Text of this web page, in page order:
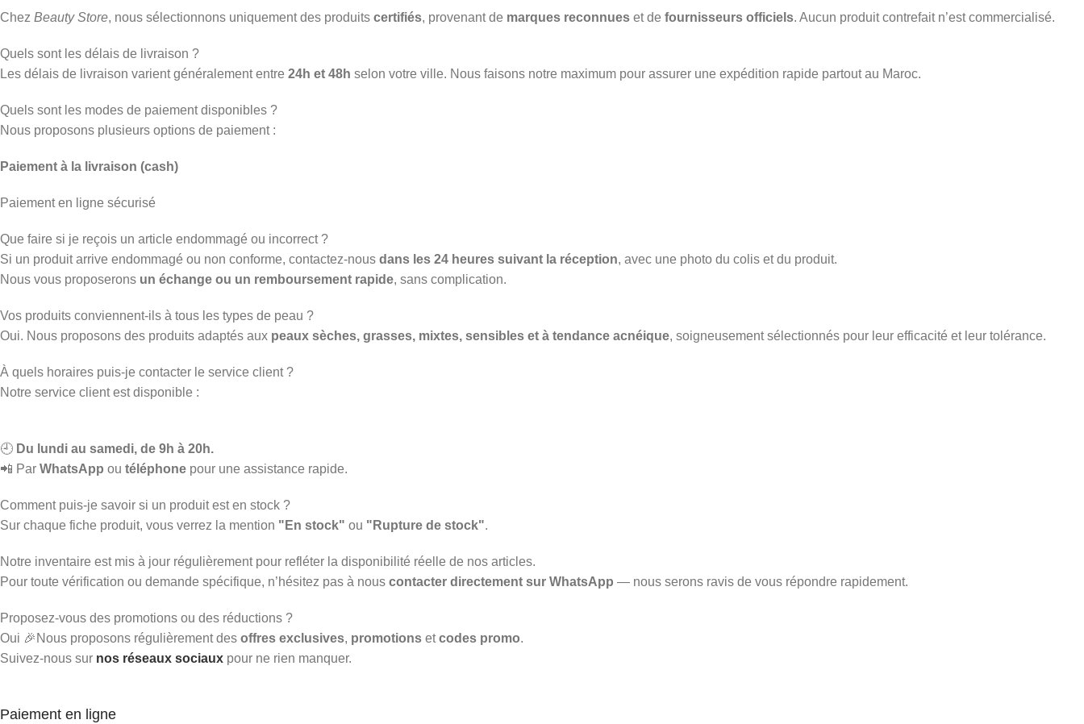
Chez Beauty Store, nous sélectionnons uniquement des produits certifiés, provenant de marques reconnues et de fournisseurs officiels. Aucun produit contrefait n’est commercialisé.
Quels sont les délais de livraison ?
Les délais de livraison varient généralement entre 24h et 48h selon votre ville. Nous faisons notre maximum pour assurer une expédition rapide partout au Maroc.
Quels sont les modes de paiement disponibles ?
Nous proposons plusieurs options de paiement :
Paiement à la livraison (cash)
Paiement en ligne sécurisé
Que faire si je reçois un article endommagé ou incorrect ?
Si un produit arrive endommagé ou non conforme, contactez-nous dans les 24 heures suivant la réception, avec une photo du colis et du produit.
Nous vous proposerons un échange ou un remboursement rapide, sans complication.
Vos produits conviennent-ils à tous les types de peau ?
Oui. Nous proposons des produits adaptés aux peaux sèches, grasses, mixtes, sensibles et à tendance acnéique, soigneusement sélectionnés pour leur efficacité et leur tolérance.
À quels horaires puis-je contacter le service client ?
Notre service client est disponible :
🕘 Du lundi au samedi, de 9h à 20h.
📲 Par WhatsApp ou téléphone pour une assistance rapide.
Comment puis-je savoir si un produit est en stock ?
Sur chaque fiche produit, vous verrez la mention "En stock" ou "Rupture de stock".
Notre inventaire est mis à jour régulièrement pour refléter la disponibilité réelle de nos articles.
Pour toute vérification ou demande spécifique, n’hésitez pas à nous contacter directement sur WhatsApp — nous serons ravis de vous répondre rapidement.
Proposez-vous des promotions ou des réductions ?
Oui 🎉Nous proposons régulièrement des offres exclusives, promotions etcodes promo.
Suivez-nous sur nos réseaux sociaux pour ne rien manquer.
Paiement en ligne